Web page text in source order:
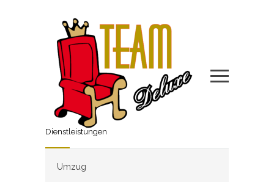
Dienstleistungen
Umzug